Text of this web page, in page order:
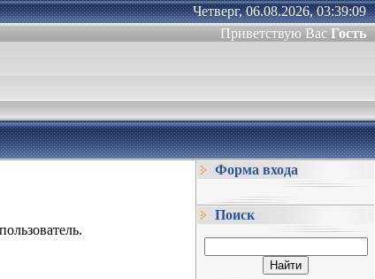
Четверг, 06.08.2026, 03:39:09
Приветствую Вас Гость
Форма входа
Поиск